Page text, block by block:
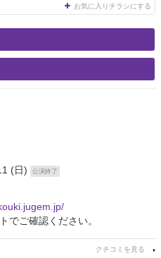
お気に入りチラシにする
(日)
公演終了
でご確認ください。